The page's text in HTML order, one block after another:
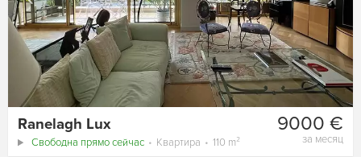
9000 €
за месяц
Ranelagh Lux
Свободна прямо сейчас Квартира 110 m²